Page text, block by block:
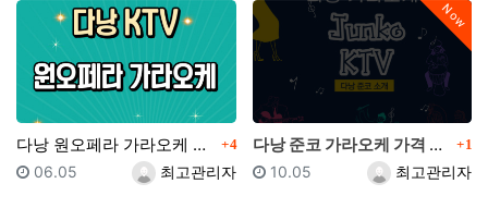
다낭 원오페라 가라오케 시스템 설명 및 이용시 주의사항… 댓글
4
등록자최고관리자
등록일
06.05
Now
다낭 준코 가라오케 가격 및 장단점 알아보기 댓글
1
등록자최고관리자
등록일
10.05